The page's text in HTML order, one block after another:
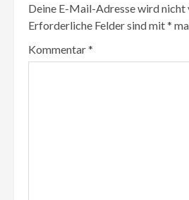
Deine E-Mail-Adresse wird
Erforderliche Felder sind mit*
Kommentar*